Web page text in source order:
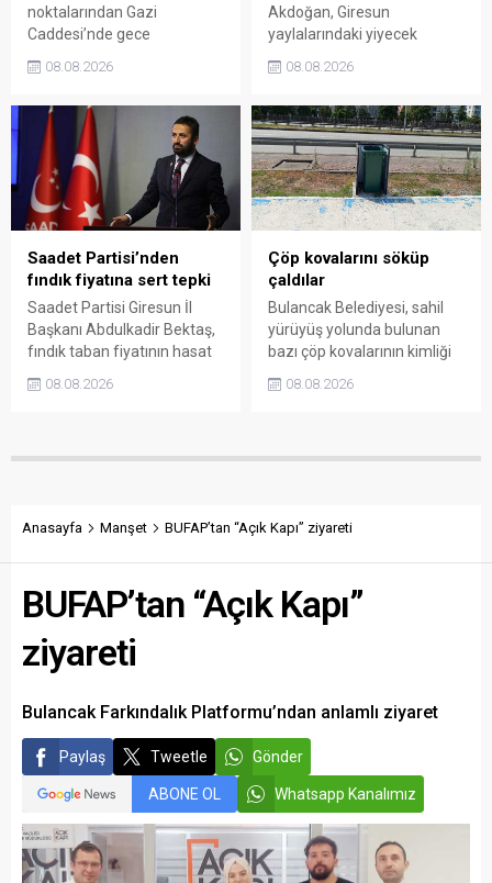
noktalarından Gazi
Caddesi’nde gece
kavgada A.E. ayağından
bölgede kısa süreli panik
yaşanırken polis geniş çaplı
soruşturma başlattı.
08.08.2026
Akdoğan, Giresun
yaylalarındaki yiyecek
belirgin biçimde yüksek
Valiliği, Tarım ve Orman İl
Müdürlüğü ile ilgili kurumları
denetime çağırdı. Akdoğan,
yüzde 50’ye ulaşan fiyat
farklarının araştırılması
gerektiğini söyledi.
08.08.2026
Saadet Partisi’nden
fındık fiyatına sert tepki
Saadet Partisi Giresun İl
Başkanı Abdulkadir Bektaş,
fındık taban fiyatının hasat
açıklanmamasına tepki
belirterek üreticiyi memnun
savundu.
08.08.2026
Çöp kovalarını söküp
çaldılar
Bulancak Belediyesi, sahil
yürüyüş yolunda bulunan
bazı çöp kovalarının kimliği
sökülerek çalındığını açıkladı.
vatandaşlardan ihbar
08.08.2026
Anasayfa Manşet BUFAP’tan “Açık Kapı” ziyareti
BUFAP’tan “Açık Kapı”
ziyareti
Bulancak Farkındalık Platformu’ndan anlamlı ziyaret
Paylaş Tweetle Gönder
ABONE OL Whatsapp Kanalımız